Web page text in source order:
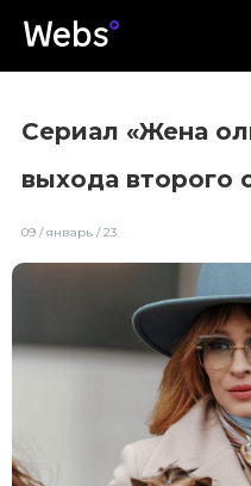
Сериал «Жена
выхода второго
09 / январь / 23